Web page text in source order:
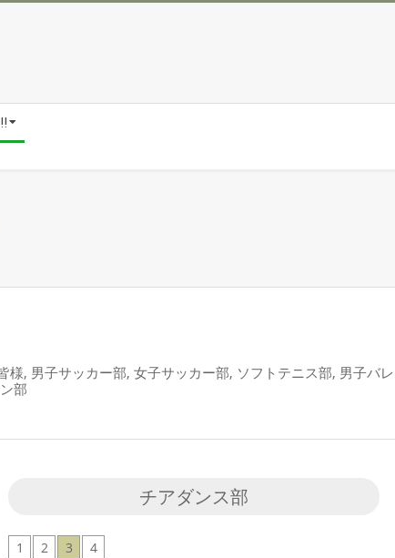
様, 男子サッカー部, 女子サッカー部, ソフトテニス部, 男子バレ
部
チアダンス部
1 2 3 4